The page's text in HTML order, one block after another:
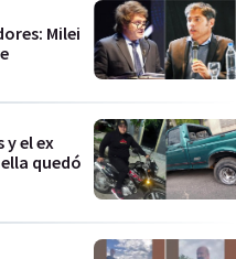
Milei
y el ex
quedó